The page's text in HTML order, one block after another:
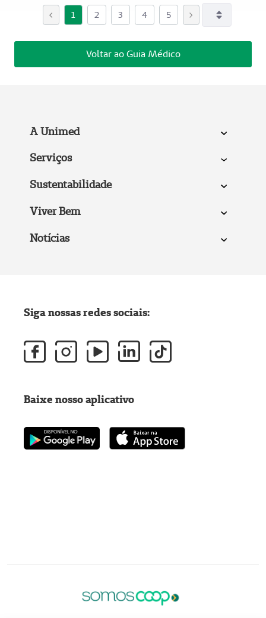
1 2 3 4 5
Voltar ao Guia Médico
A Unimed
Serviços
Sustentabilidade
Viver Bem
Notícias
Siga nossas redes sociais:
Baixe nosso aplicativo